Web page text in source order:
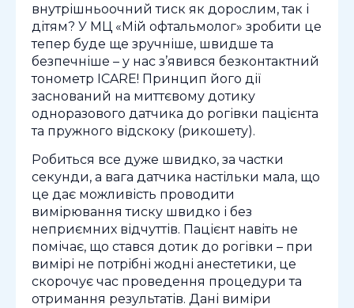
внутрішньоочний тиск як дорослим, так і
дітям? У МЦ «Мій офтальмолог» зробити це
тепер буде ще зручніше, швидше та
безпечніше – у нас з’явився безконтактний
тонометр ICARE! Принцип його дії
заснований на миттєвому дотику
одноразового датчика до рогівки пацієнта
та пружного відскоку (рикошету).
Робиться все дуже швидко, за частки
секунди, а вага датчика настільки мала, що
це дає можливість проводити
вимірювання тиску швидко і без
неприємних відчуттів. Пацієнт навіть не
помічає, що стався дотик до рогівки – при
вимірі не потрібні жодні анестетики, це
скорочує час проведення процедури та
отримання результатів. Дані виміри